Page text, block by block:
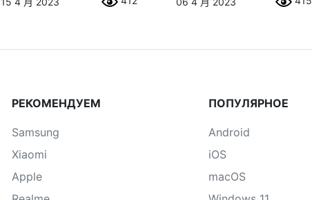
РЕКОМЕНДУЕМ
Samsung
Xiaomi
Apple
ПОПУЛЯРНОЕ
Android
iOS
macOS